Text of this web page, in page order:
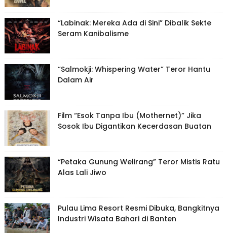
“Labinak: Mereka Ada di Sini” Dibalik Sekte
Seram Kanibalisme
“Salmokji: Whispering Water” Teror Hantu
Dalam Air
Film “Esok Tanpa Ibu (Mothernet)” Jika
Sosok Ibu Digantikan Kecerdasan Buatan
“Petaka Gunung Welirang” Teror Mistis Ratu
Alas Lali Jiwo
Pulau Lima Resort Resmi Dibuka, Bangkitnya
Industri Wisata Bahari di Banten